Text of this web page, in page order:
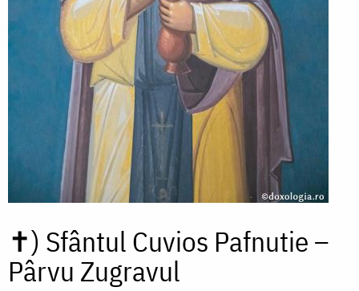
✝) Sfântul Cuvios Pafnutie –
Pârvu Zugravul